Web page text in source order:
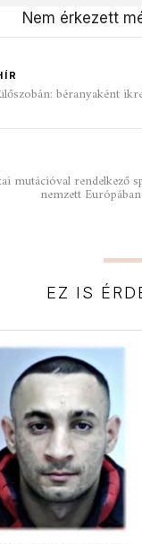
Nem érkezett
béranyaként
mutációval rendelkező
nemzett
EZ IS